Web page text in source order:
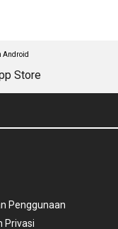
Android
Penggunaan
Privasi